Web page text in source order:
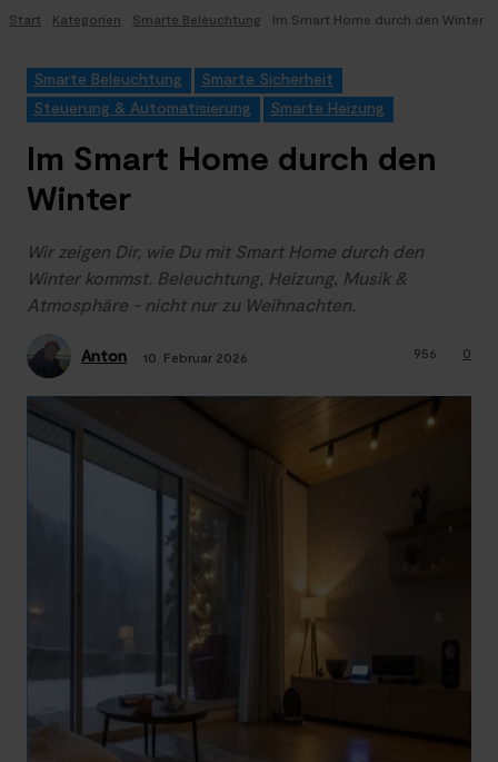
Start Kategorien Smarte Beleuchtung Im Smart Home durch den Winter
Smarte Beleuchtung
Smarte Sicherheit
Steuerung & Automatisierung
Smarte Heizung
Im Smart Home durch den
Winter
Wir zeigen Dir, wie Du mit Smart Home durch den
Winter kommst. Beleuchtung, Heizung, Musik &
Atmosphäre - nicht nur zu Weihnachten.
Anton 10. Februar 2026 0
956